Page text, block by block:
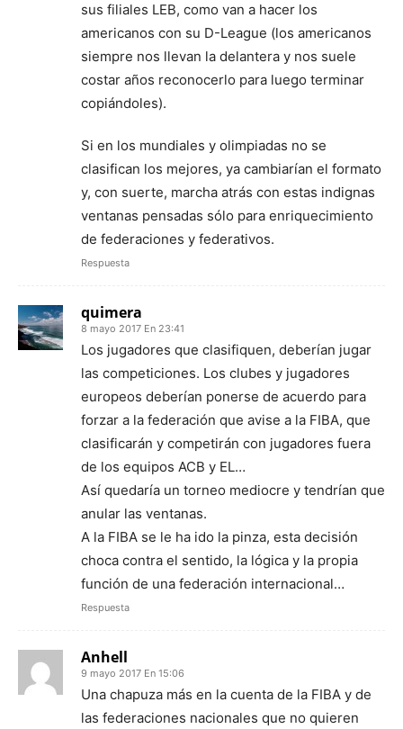
sus filiales LEB, como van a hacer los
americanos con su D-League (los americanos
siempre nos llevan la delantera y nos suele
costar años reconocerlo para luego terminar
copiándoles).
Si en los mundiales y olimpiadas no se
clasifican los mejores, ya cambiarían el formato
y, con suerte, marcha atrás con estas indignas
ventanas pensadas sólo para enriquecimiento
de federaciones y federativos.
Respuesta
quimera
8 mayo 2017 En 23:41
Los jugadores que clasifiquen, deberían jugar
las competiciones. Los clubes y jugadores
europeos deberían ponerse de acuerdo para
forzar a la federación que avise a la FIBA, que
clasificarán y competirán con jugadores fuera
de los equipos ACB y EL…
Así quedaría un torneo mediocre y tendrían que
anular las ventanas.
A la FIBA se le ha ido la pinza, esta decisión
choca contra el sentido, la lógica y la propia
función de una federación internacional…
Respuesta
Anhell
9 mayo 2017 En 15:06
Una chapuza más en la cuenta de la FIBA y de
las federaciones nacionales que no quieren